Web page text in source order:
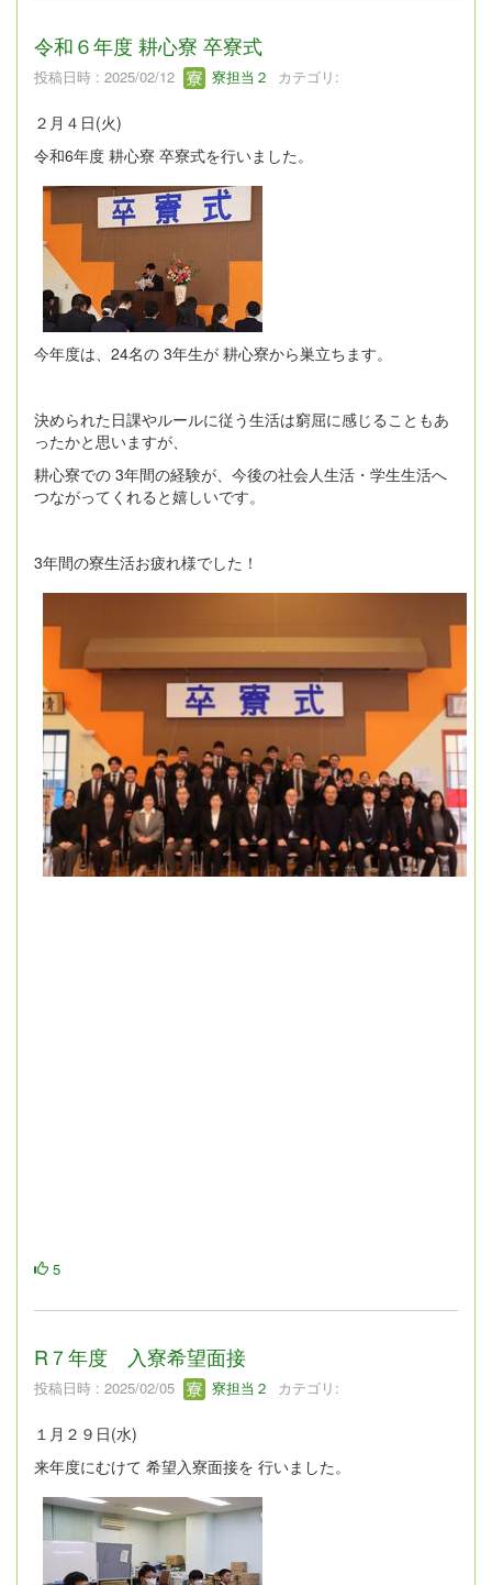
令和６年度 耕心寮 卒寮式
投稿日時 : 2025/02/12 寮担当２ カテゴリ:
２月４日(火)
令和6年度 耕心寮 卒寮式を行いました。
今年度は、24名の 3年生が 耕心寮から巣立ちます。
決められた日課やルールに従う生活は窮屈に感じることもあ
ったかと思いますが、
耕心寮での 3年間の経験が、今後の社会人生活・学生生活へ
つながってくれると嬉しいです。
3年間の寮生活お疲れ様でした！
5
R７年度 入寮希望面接
投稿日時 : 2025/02/05 寮担当２ カテゴリ:
１月２９日(水)
来年度にむけて 希望入寮面接を 行いました。